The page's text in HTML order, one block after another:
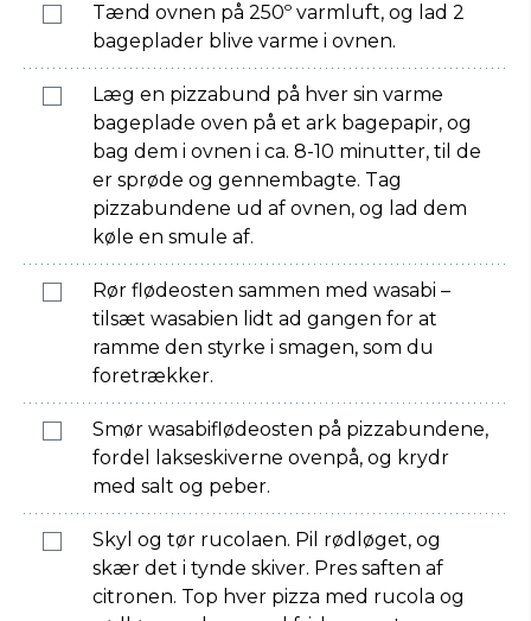
Tænd ovnen på 250º varmluft, og lad 2
bageplader blive varme i ovnen.
Læg en pizzabund på hver sin varme
bageplade oven på et ark bagepapir, og
bag dem i ovnen i ca. 8-10 minutter, til de
er sprøde og gennembagte. Tag
pizzabundene ud af ovnen, og lad dem
køle en smule af.
Rør flødeosten sammen med wasabi –
tilsæt wasabien lidt ad gangen for at
ramme den styrke i smagen, som du
foretrækker.
Smør wasabiflødeosten på pizzabundene,
fordel lakseskiverne ovenpå, og krydr
med salt og peber.
Skyl og tør rucolaen. Pil rødløget, og
skær det i tynde skiver. Pres saften af
citronen. Top hver pizza med rucola og